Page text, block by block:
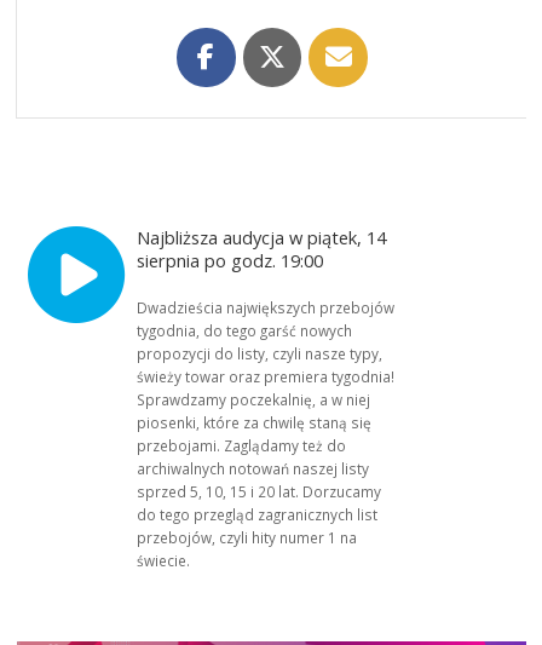
Najbliższa audycja w piątek, 14
sierpnia po godz. 19:00
Dwadzieścia największych przebojów
tygodnia, do tego garść nowych
propozycji do listy, czyli nasze typy,
świeży towar oraz premiera tygodnia!
Sprawdzamy poczekalnię, a w niej
piosenki, które za chwilę staną się
przebojami. Zaglądamy też do
archiwalnych notowań naszej listy
sprzed 5, 10, 15 i 20 lat. Dorzucamy
do tego przegląd zagranicznych list
przebojów, czyli hity numer 1 na
świecie.